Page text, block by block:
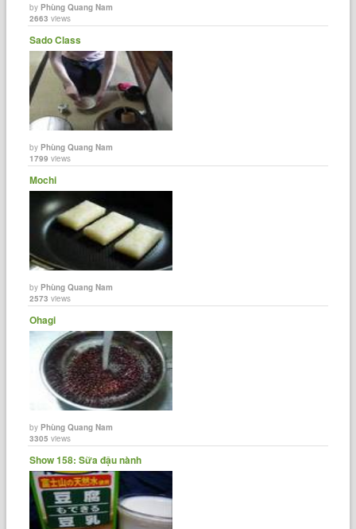
byPhùng Quang Nam
2663 views
Sado Class
byPhùng Quang Nam
1799 views
Mochi
byPhùng Quang Nam
2573 views
Ohagi
byPhùng Quang Nam
3305 views
Show 158: Sữa đậu nành